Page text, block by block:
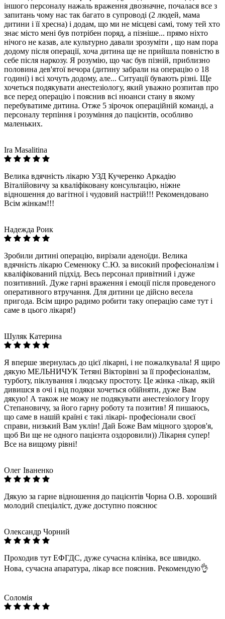
іншого персоналу нажаль враження двозначне, почалася все з
запитань чому нас так багато в супроводі (2 людей, мама
дитини і її хресна) і додам, що ми не місцеві самі, тому тей хто
знає місто мені був потрібен поряд, а пізніше... прямо ніхто
нічого не казав, але культурно давали зрозуміти , що нам пора
додому після операції, хоча дитина ще не прийшла повністю в
себе після наркозу. Я розумію, що час був пізній, приблизно
половина дев'ятої вечора (дитину забрали на операцію о 18
годині) і всі хочуть додому, але... Ситуації бувають різні. Ще
хочеться подякувати анестезіологу, який уважно розпитав про
все перед операцію і пояснив всі нюанси стану в якому
перебуватиме дитина. Отже 5 зірочок операційній команді, а
персоналу терпіння і розуміння до пацієнтів, особливо
маленьких.
Ira Masalitina
Велика вдячність лікарю УЗД Кучеренко Аркадію
Віталійовичу за кваліфіковану консультацію, ніжне
відношення до вагітної і чудовий настрій!!! Рекомендовано
Всім жінкам!!!
Надежда Роик
Зробили дитині операцію, вирізали аденоїди. Велика
вдячність лікарю Семенюку С.Ю. за високий професіоналізм і
кваліфікований підхід. Весь персонал привітний і дуже
позитивний. Дуже гарні враження і емоції після проведеного
оперативного втручання. Для дитини це дійсно весела
пригода. Всім щиро радимо робити таку операцію саме тут і
саме в цього лікаря!)
Шуляк Катерина
Я вперше звернулась до цієї лікарні, і не пожалкувала! Я щиро
дякую МЕЛЬНИЧУК Тетяні Вікторівні за її професіоналізм,
турботу, піклування і людську простоту. Це жінка -лікар, якій
дивишся в очі і від подяки хочеться обійняти, дуже Вам
дякую! А також не можу не подякувати анестезіологу Ігору
Степановичу, за його гарну роботу та позитив! Я пишаюсь,
що саме в нашій країні є такі лікарі- професіонали своєї
справи, низький Вам уклін! Дай Боже Вам міцного здоров'я,
щоб Ви ще не одного пацієнта оздоровили)) Лікарня супер!
Все на вищому рівні!
Олег Іваненко
Дякую за гарне відношення до пацієнтів Чорна О.В. хороший
молодий спеціаліст, дуже доступно пояснює
Олександр Чорний
Проходив тут ЕФГДС, дуже сучасна клініка, все швидко.
Нова, сучасна апаратура, лікар все пояснив. Рекомендую👌
Соломія